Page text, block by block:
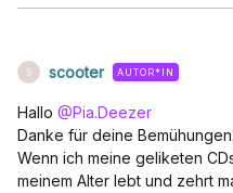
S scooter AUTOR*IN
Hallo @Pia.Deezer
Danke für deine Bemühungen.
Wenn ich meine geliketen
meinem Alter lebt und zehrt